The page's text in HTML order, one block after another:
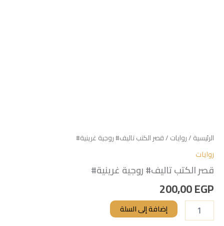
الرئيسية /روايات / قصر الكتب تاليف# روجية غرينية#
روايات
قصر الكتب تاليف# روجية غرينية#
200,00EGP
إضافة إلى السلة